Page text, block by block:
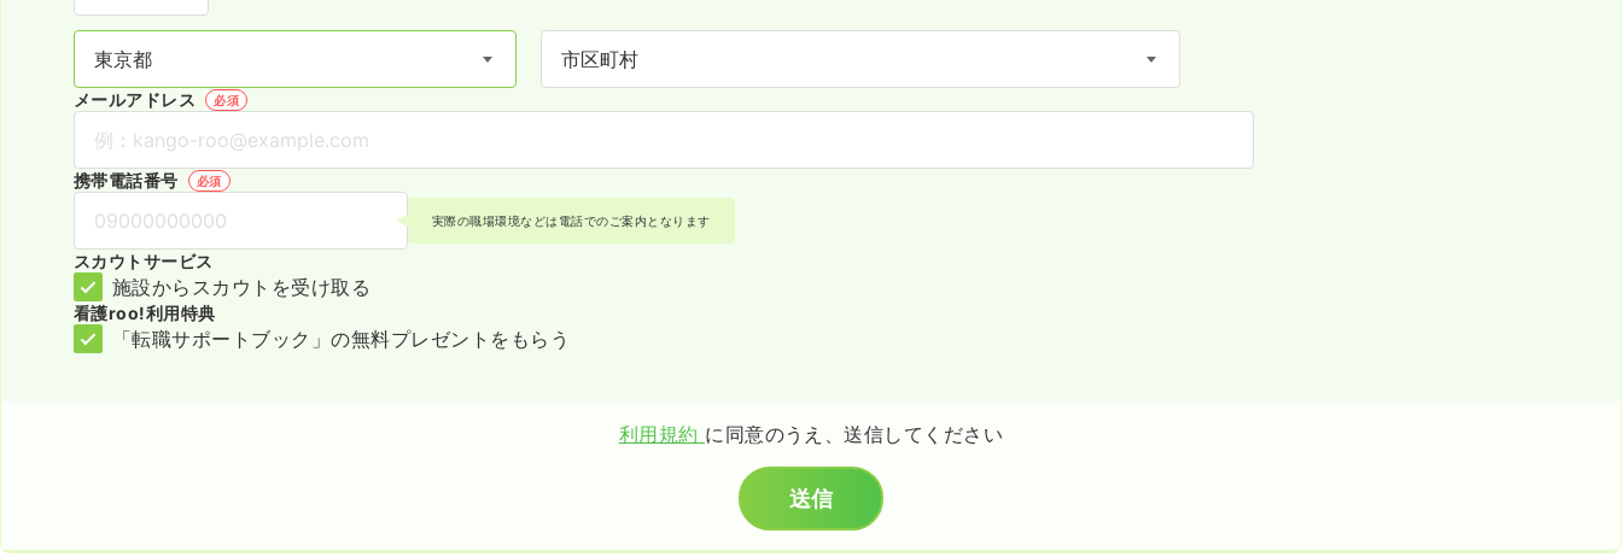
メールアドレス 必須
携帯電話番号 必須
実際の職場環境などは電話でのご案内となります
スカウトサービス
施設からスカウトを受け取る
看護roo!利用特典
「転職サポートブック」の無料プレゼントをもらう
利用規約 に同意のうえ、送信してください
送信